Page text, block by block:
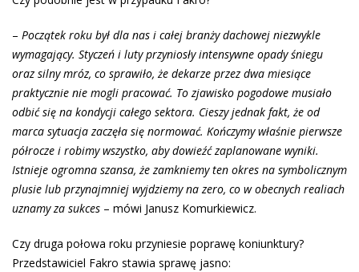
– Początek roku był dla nas i całej branży dachowej niezwykle
wymagający. Styczeń i luty przyniosły intensywne opady śniegu
oraz silny mróz, co sprawiło, że dekarze przez dwa miesiące
praktycznie nie mogli pracować. To zjawisko pogodowe musiało
odbić się na kondycji całego sektora. Cieszy jednak fakt, że od
marca sytuacja zaczęła się normować. Kończymy właśnie pierwsze
półrocze i robimy wszystko, aby dowieźć zaplanowane wyniki.
Istnieje ogromna szansa, że zamkniemy ten okres na symbolicznym
plusie lub przynajmniej wyjdziemy na zero, co w obecnych realiach
uznamy za sukces – mówi Janusz Komurkiewicz.
Czy druga połowa roku przyniesie poprawę koniunktury?
Przedstawiciel Fakro stawia sprawę jasno: